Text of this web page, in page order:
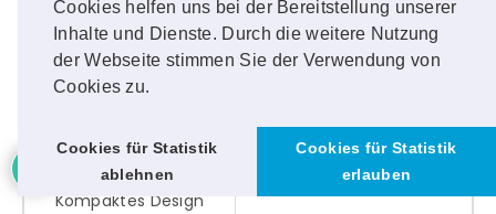
Cookies helfen uns bei der Bereitstellung unserer
Inhalte und Dienste. Durch die weitere Nutzung
der Webseite stimmen Sie der Verwendung von
Cookies zu.
Cookies für Statistik
ablehnen
Cookies für Statistik
erlauben
nützliche App
Sehr gutes
Hohe Reichweite
Kompaktes Design